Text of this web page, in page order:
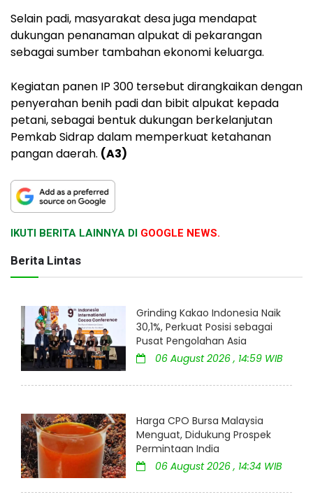
Selain padi, masyarakat desa juga mendapat
dukungan penanaman alpukat di pekarangan
sebagai sumber tambahan ekonomi keluarga.
Kegiatan panen IP 300 tersebut dirangkaikan dengan
penyerahan benih padi dan bibit alpukat kepada
petani, sebagai bentuk dukungan berkelanjutan
Pemkab Sidrap dalam memperkuat ketahanan
pangan daerah. (A3)
IKUTI BERITA LAINNYA DI GOOGLE NEWS.
Berita Lintas
Grinding Kakao Indonesia Naik
30,1%, Perkuat Posisi sebagai
Pusat Pengolahan Asia
06 August 2026 , 14:59 WIB
Harga CPO Bursa Malaysia
Menguat, Didukung Prospek
Permintaan India
06 August 2026 , 14:34 WIB